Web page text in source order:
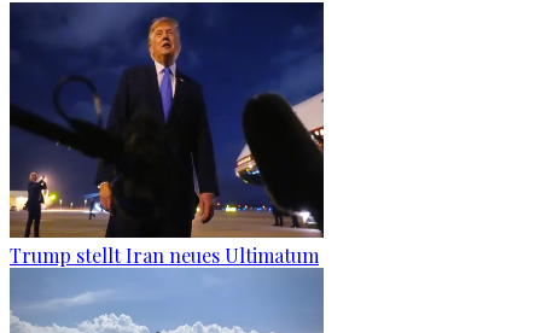
Trump stellt Iran neues Ultimatum